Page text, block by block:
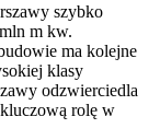
szybko
m kw.
ma kolejne
klasy
odzwierciedla
rolę w